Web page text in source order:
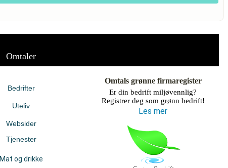
Omtaler
Bedrifter
Uteliv
Websider
Tjenester
Mat og drikke
Omtals grønne firmaregister
Er din bedrift miljøvennlig?
Registrer deg som grønn bedrift!
Les mer